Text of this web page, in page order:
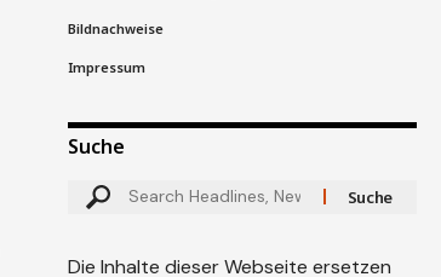
Bildnachweise
Impressum
Suche
Die Inhalte dieser Webseite ersetzen